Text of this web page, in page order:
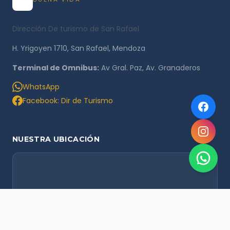
Dirección De turismo de San Rafael
H. Yrigoyen 1710, San Rafael, Mendoza
Terminal de Omnibus: Av Gral. Paz, Av. Granaderos
WhatsApp
Facebook: Dir de Turismo
NUESTRA UBICACIÓN